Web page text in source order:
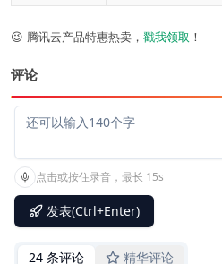
😉 腾讯云产品特惠热卖， 戳我领取 ！
评论